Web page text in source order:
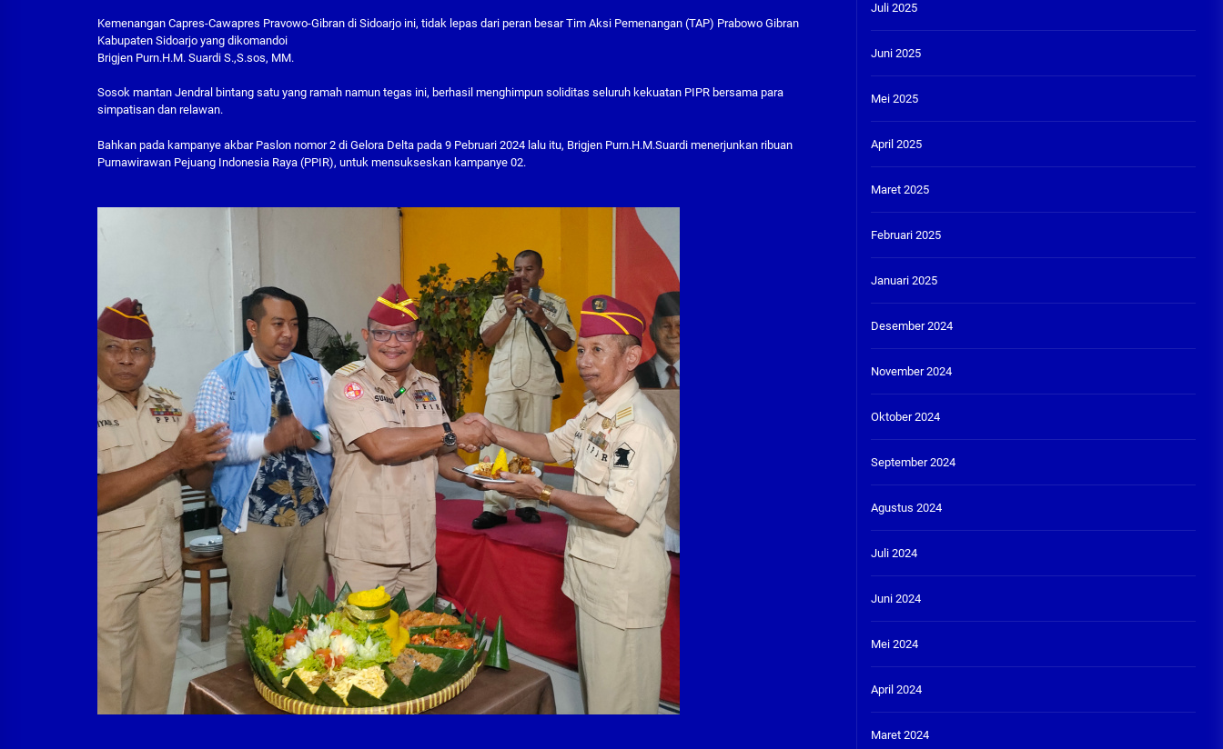
Kemenangan Capres-Cawapres Pravowo-Gibran di Sidoarjo ini, tidak lepas dari peran besar Tim Aksi Pemenangan (TAP) Prabowo Gibran
Kabupaten Sidoarjo yang dikomandoi
Brigjen Purn.H.M. Suardi S.,S.sos, MM.
Sosok mantan Jendral bintang satu yang ramah namun tegas ini, berhasil menghimpun soliditas seluruh kekuatan PIPR bersama para
simpatisan dan relawan.
Bahkan pada kampanye akbar Paslon nomor 2 di Gelora Delta pada 9 Pebruari 2024 lalu itu, Brigjen Purn.H.M.Suardi menerjunkan ribuan
Purnawirawan Pejuang Indonesia Raya (PPIR), untuk mensukseskan kampanye 02.
Juli 2025
Juni 2025
Mei 2025
April 2025
Maret 2025
Februari 2025
Januari 2025
Desember 2024
November 2024
Oktober 2024
September 2024
Agustus 2024
Juli 2024
Juni 2024
Mei 2024
April 2024
Maret 2024